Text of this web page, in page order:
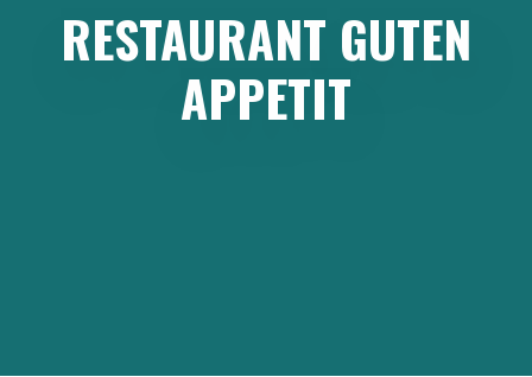
RESTAURANT GUTEN
APPETIT